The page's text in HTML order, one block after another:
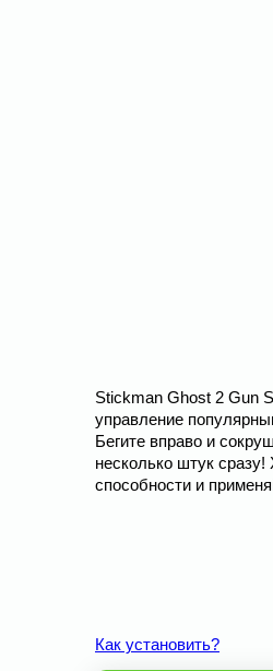
Stickman Ghost 2 Gun
управление
Бегите вправо и
несколько штук
способности и
Как установить?